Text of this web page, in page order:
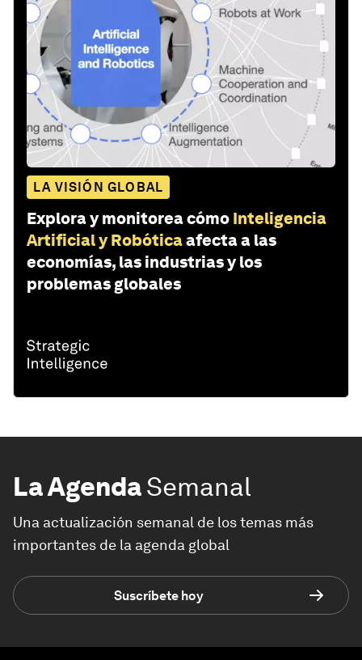
LA VISIÓN GLOBAL
Explora y monitorea cómo Inteligencia
Artificial y Robóticaafecta a las
economías, las industrias y los
problemas globales
La AgendaSemanal
Una actualización semanal de los temas más
importantes de la agenda global
Suscríbete hoy